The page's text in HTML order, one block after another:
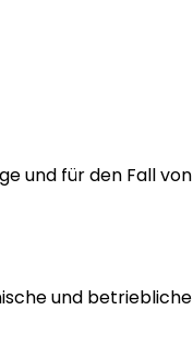
und für den Fall von
und betriebliche